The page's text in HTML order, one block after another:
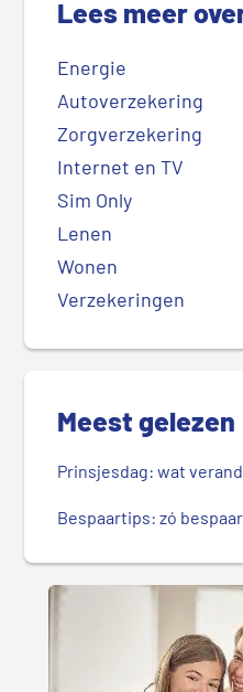
Lees meer
Energie
Autoverzekering
Zorgverzekering
Internet en TV
Sim Only
Lenen
Wonen
Verzekeringen
Meest gelezen
Prinsjesdag: wat
Bespaartips: zó